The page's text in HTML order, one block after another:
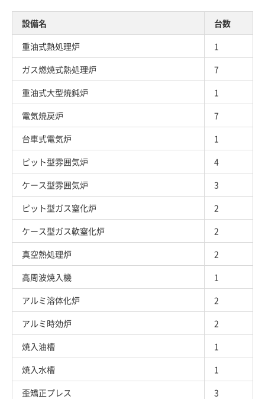
設備名
台数
重油式熱処理炉
1
ガス燃焼式熱処理炉
7
重油式大型焼鈍炉
1
電気焼戻炉
7
台車式電気炉
1
ピット型雰囲気炉
4
ケース型雰囲気炉
3
ピット型ガス窒化炉
2
ケース型ガス軟窒化炉
2
真空熱処理炉
2
高周波焼入機
1
アルミ溶体化炉
2
アルミ時効炉
2
焼入油槽
1
焼入水槽
1
歪矯正プレス
3